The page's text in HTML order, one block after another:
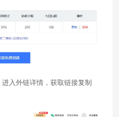
入外链详情，获取链接复制